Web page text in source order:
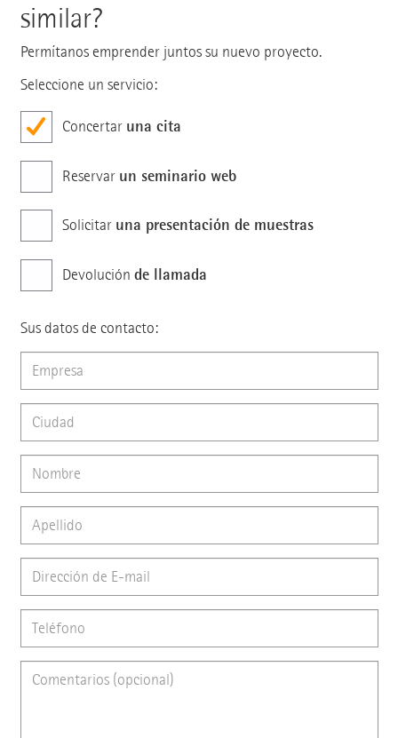
similar?
Permítanos emprender juntos su nuevo proyecto.
Seleccione un servicio:
Concertar una cita
Reservar un seminario web
Solicitar una presentación de muestras
Devolución de llamada
Sus datos de contacto: